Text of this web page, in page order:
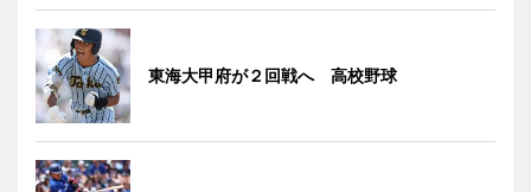
東海大甲府が２回戦へ 高校野球